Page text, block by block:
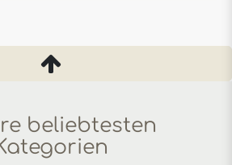
beliebtesten